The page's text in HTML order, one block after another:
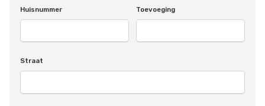
Huisnummer Toevoeging
Straat